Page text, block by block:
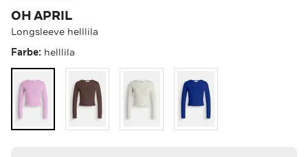
OH APRIL
Longsleeve helllila
Farbe: helllila